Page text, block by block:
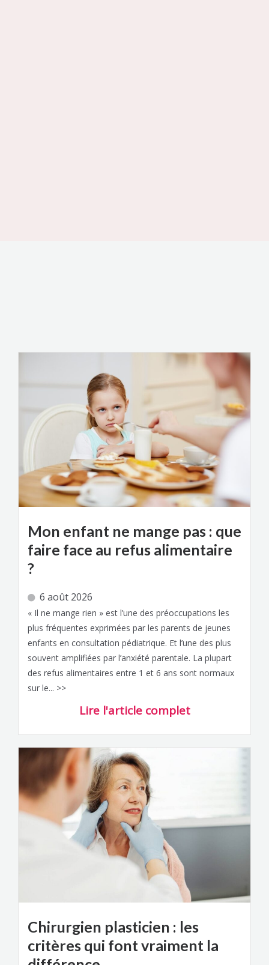
Mon enfant ne mange pas : que
faire face au refus alimentaire
?
6 août 2026
« Il ne mange rien » est l’une des préoccupations les
plus fréquentes exprimées par les parents de jeunes
enfants en consultation pédiatrique. Et l’une des plus
souvent amplifiées par l’anxiété parentale. La plupart
des refus alimentaires entre 1 et 6 ans sont normaux
sur le... >>
Lire l'article complet
Chirurgien plasticien : les
critères qui font vraiment la